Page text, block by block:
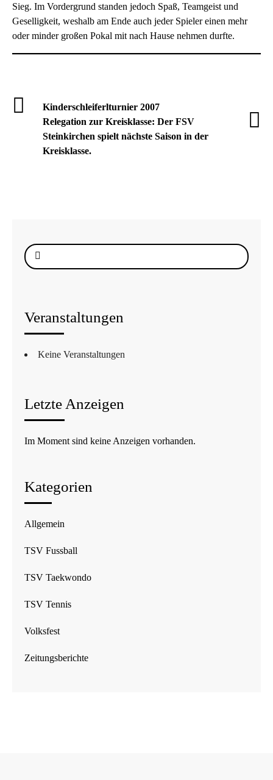
Sieg. Im Vordergrund standen jedoch Spaß, Teamgeist und
Geselligkeit, weshalb am Ende auch jeder Spieler einen mehr
oder minder großen Pokal mit nach Hause nehmen durfte.
Kinderschleiferlturnier 2007
Relegation zur Kreisklasse: Der FSV
Steinkirchen spielt nächste Saison in der
Kreisklasse.
Suche
nach:
Veranstaltungen
Keine Veranstaltungen
Letzte Anzeigen
Im Moment sind keine Anzeigen vorhanden.
Kategorien
Allgemein
TSV Fussball
TSV Taekwondo
TSV Tennis
Volksfest
Zeitungsberichte